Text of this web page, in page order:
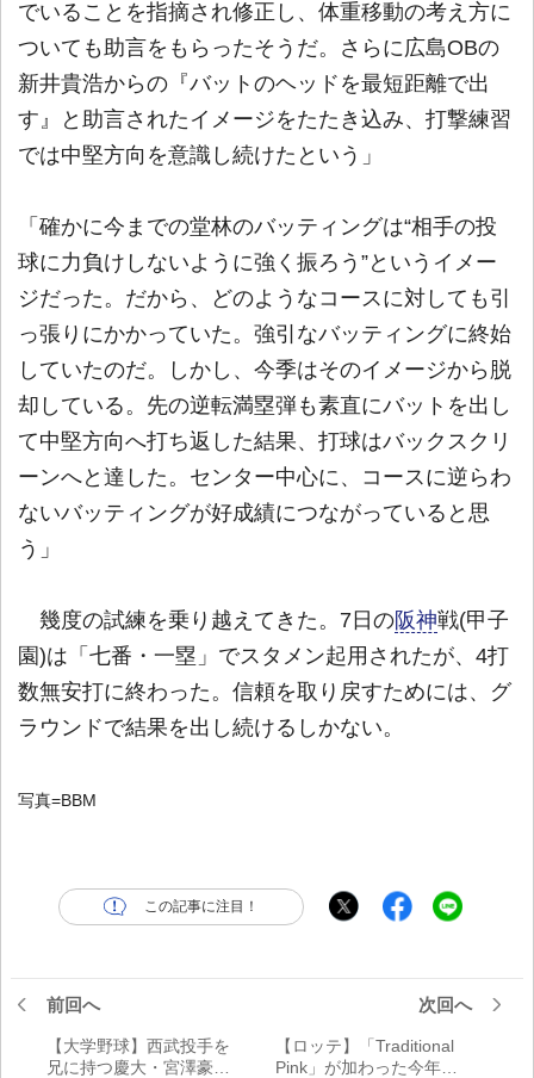
でいることを指摘され修正し、体重移動の考え方に
ついても助言をもらったそうだ。さらに広島OBの
新井貴浩からの『バットのヘッドを最短距離で出
す』と助言されたイメージをたたき込み、打撃練習
では中堅方向を意識し続けたという」
「確かに今までの堂林のバッティングは“相手の投
球に力負けしないように強く振ろう”というイメー
ジだった。だから、どのようなコースに対しても引
っ張りにかかっていた。強引なバッティングに終始
していたのだ。しかし、今季はそのイメージから脱
却している。先の逆転満塁弾も素直にバットを出し
て中堅方向へ打ち返した結果、打球はバックスクリ
ーンへと達した。センター中心に、コースに逆らわ
ないバッティングが好成績につながっていると思
う」
幾度の試練を乗り越えてきた。7日の阪神戦(甲子
園)は「七番・一塁」でスタメン起用されたが、4打
数無安打に終わった。信頼を取り戻すためには、グ
ラウンドで結果を出し続けるしかない。
写真=BBM
この記事に注目！
前回へ
【大学野球】西武投手を
兄に持つ慶大・宮澤豪
次回へ
【ロッテ】「Traditional
Pink」が加わった今年の